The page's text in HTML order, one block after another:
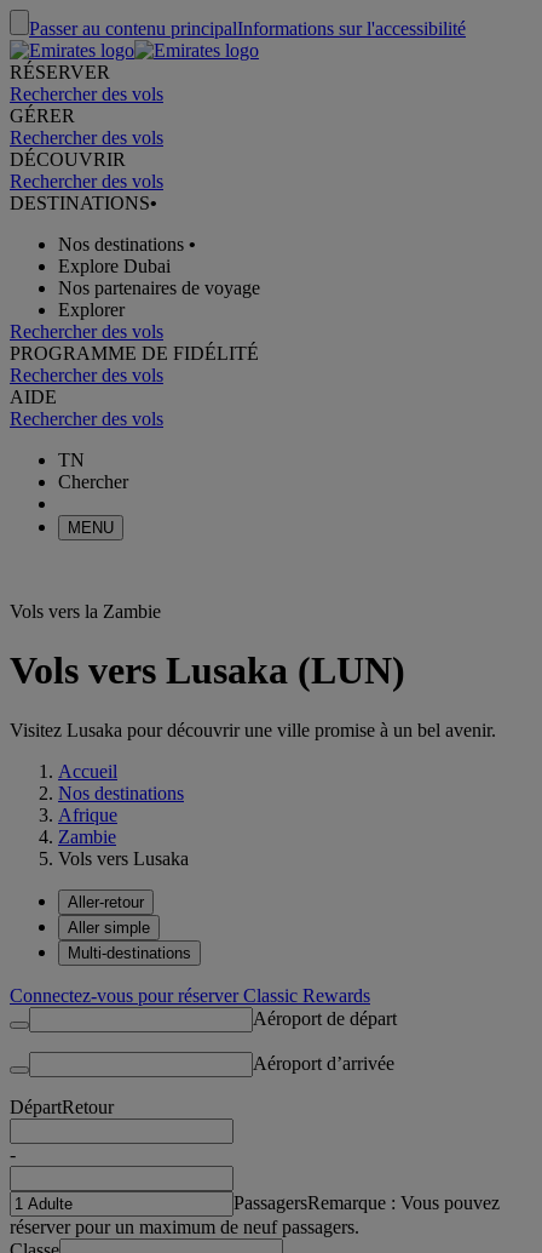
Passer au contenu principalInformations sur l'accessibilité
RÉSERVER
Rechercher des vols
GÉRER
Rechercher des vols
DÉCOUVRIR
Rechercher des vols
DESTINATIONS•
Nos destinations •
Explore Dubai
Nos partenaires de voyage
Explorer
Rechercher des vols
PROGRAMME DE FIDÉLITÉ
Rechercher des vols
AIDE
Rechercher des vols
TN
Chercher
MENU
Vols vers la Zambie
Vols vers Lusaka (LUN)
Visitez Lusaka pour découvrir une ville promise à un bel avenir.
Accueil
Nos destinations
Afrique
Zambie
Vols vers Lusaka
Aller-retour
Aller simple
Multi-destinations
Connectez-vous pour réserver Classic Rewards
Aéroport de départ
Aéroport d’arrivée
DépartRetour
-
PassagersRemarque : Vous pouvez
réserver pour un maximum de neuf passagers.